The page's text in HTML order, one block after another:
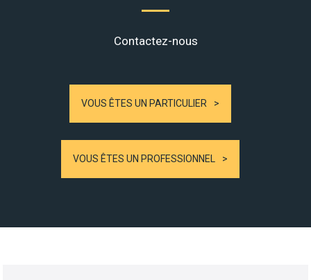
Contactez-nous
VOUS ÊTES UN PARTICULIER
VOUS ÊTES UN PROFESSIONNEL